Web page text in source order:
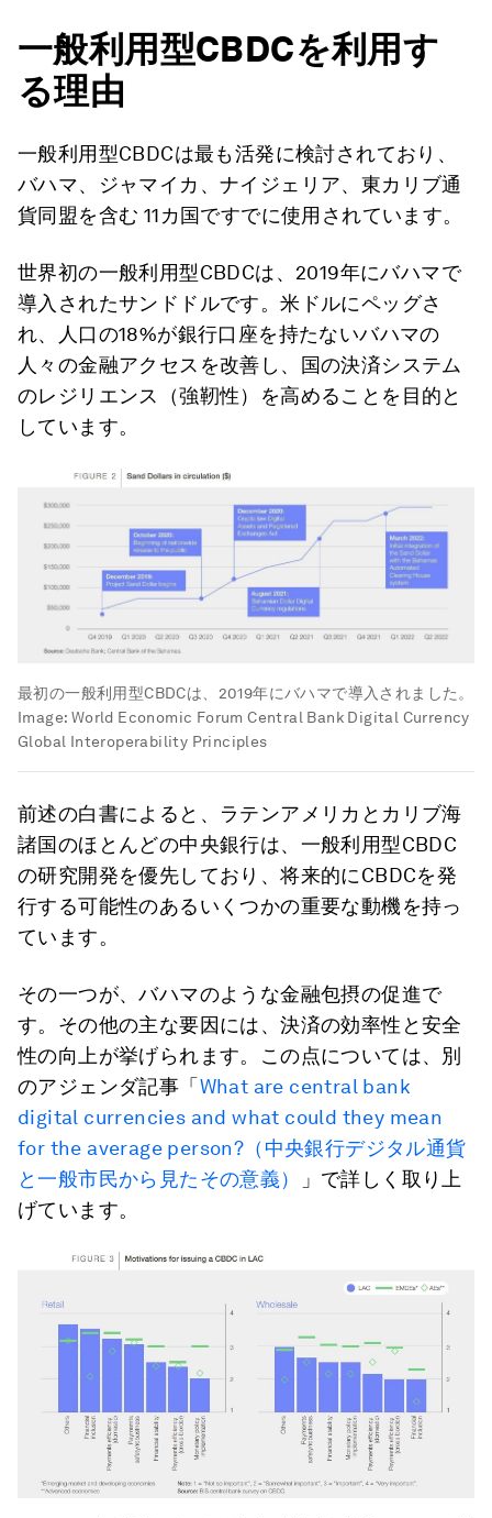
一般利用型CBDCを利用す
る理由
一般利用型CBDCは最も活発に検討されており、
バハマ、ジャマイカ、ナイジェリア、東カリブ通
貨同盟を含む 11カ国ですでに使用されています。
世界初の一般利用型CBDCは、2019年にバハマで
導入されたサンドドルです。米ドルにペッグさ
れ、人口の18%が銀行口座を持たないバハマの
人々の金融アクセスを改善し、国の決済システム
のレジリエンス（強靭性）を高めることを目的と
しています。
最初の一般利用型CBDCは、2019年にバハマで導入されました。
Image: World Economic Forum Central Bank Digital Currency
Global Interoperability Principles
前述の白書によると、ラテンアメリカとカリブ海
諸国のほとんどの中央銀行は、一般利用型CBDC
の研究開発を優先しており、将来的にCBDCを発
行する可能性のあるいくつかの重要な動機を持っ
ています。
その一つが、バハマのような金融包摂の促進で
す。その他の主な要因には、決済の効率性と安全
性の向上が挙げられます。この点については、別
のアジェンダ記事「 What are central bank
digital currencies and what could they mean
for the average person?（中央銀行デジタル通貨
と一般市民から見たその意義）
」で詳しく取り上
げています。